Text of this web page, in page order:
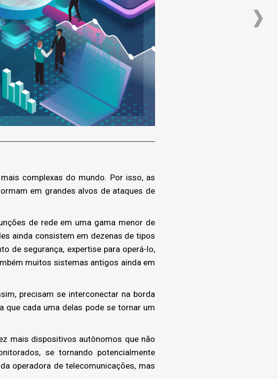
complexas do mundo. Por isso, as
em grandes alvos de ataques de
de rede em uma gama menor de
ainda consistem em dezenas de tipos
de segurança, expertise para operá-lo,
muitos sistemas antigos ainda em
precisam se interconectar na borda
cada uma delas pode se tornar um
mais dispositivos autônomos que não
se tornando potencialmente
operadora de telecomunicações, mas